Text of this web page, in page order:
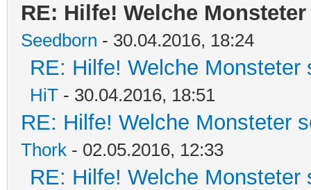
RE: Hilfe! Welche
Seedborn - 30.04.2016, 18:24
RE: Hilfe! Welche
HiT - 30.04.2016, 18:51
RE: Hilfe! Welche Monsteter
Thork - 02.05.2016, 12:33
RE: Hilfe! Welche